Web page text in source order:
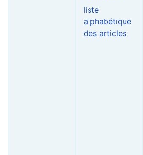
liste
alphabétique
des articles